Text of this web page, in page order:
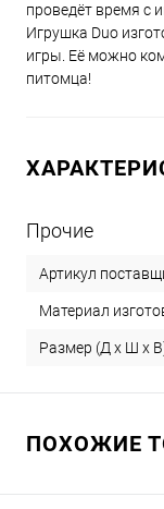
проведёт время с
Игрушка Duo
игры. Её можно
питомца!
Прочие
Артикул
Материал
Размер (Д х Ш х
ПОХОЖИЕ